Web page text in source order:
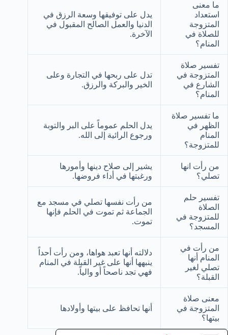
ما معنى
استعداد
المتزوجة
للصلاة في
المنام؟
يدل على توفيقها وسعة الرزق في
الدنيا والعمل الصالح المقبول في
الآخرة.
تفسير صلاة
المتزوجة في
الشارع في
المنام؟
تدل على ربحها في التجارة وعلى
الخير والبركة والرزق.
ما تفسير صلاة
الظهر في
المنام
للمتزوجة؟
يدل الحلم عموماً على البر والتوبة
ورجوع الرائية إلى الله.
من رأت انها
تصلي؟
يشير إلى صلاح دينها وأمورها
ورغبتها في أداء فروضها.
تفسير حلم
الصلاة
للمتزوجة في
المسجد؟
من رأت نفسها تصلي في مسجد مع
الجماعة ثم تموت في الحلم فإنها
تموت.
من رأت في
المنام أنها
تصلي لغير
القبلة؟
دلالته أنها تعبد هواها، ومن رأت أحداً
ينبهها أنها على غير القبلة في المنام
فهي تجد ناصحاً أو والياً.
معنى صلاة
المتزوجة في
بيتها؟
أنها تحافظ على بيتها وأولادها